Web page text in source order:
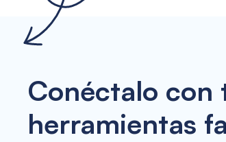
Conéctalo con
herramientas